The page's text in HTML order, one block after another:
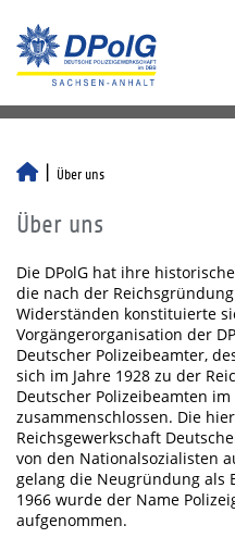
Über uns
Über uns
Die DPolG hat ihre
die nach der
Widerständen konstituierte
Vorgängerorganisation der
Deutscher Polizeibeamter,
sich im Jahre 1928 zu der
Deutscher Polizeibeamten
zusammenschlossen. Die
Reichsgewerkschaft
von den Nationalsozialisten
gelang die Neugründung als
1966 wurde der Name
aufgenommen.